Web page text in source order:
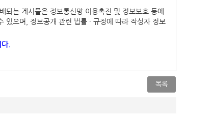
는 게시물은 정보통신망 이용촉진 및 정보보호 등에
있으며, 정보공개 관련 법률 ∙ 규정에 따라 작성자 정보
.
목록